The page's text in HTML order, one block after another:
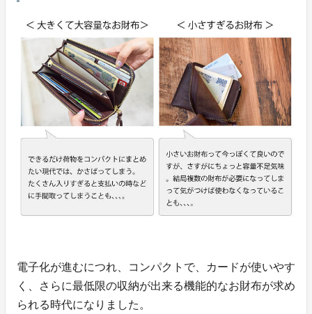
電子化が進むにつれ、コンパクトで、カードが使いやす
く、さらに最低限の収納が出来る機能的なお財布が求め
られる時代になりました。